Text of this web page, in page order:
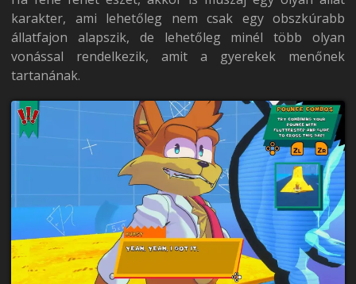
karakter, ami lehetőleg nem csak egy obszkúrabb
állatfajon alapszik, de lehetőleg minél több olyan
vonással rendelkezik, amit a gyerekek menőnek
tartanának.